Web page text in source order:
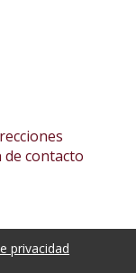
contacto
privacidad